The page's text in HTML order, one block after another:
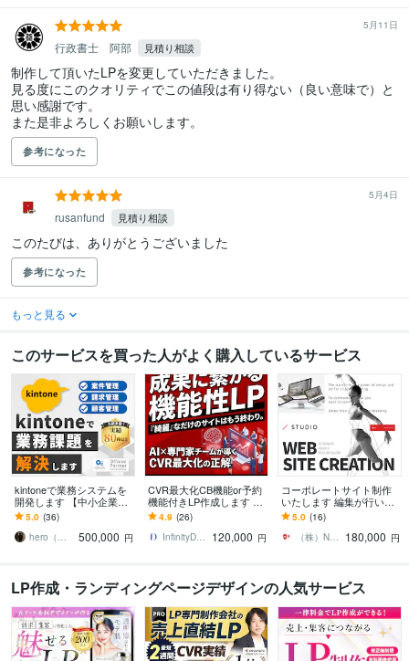
5月11日
行政書士 阿部 見積り相談
制作して頂いたLPを変更していただきました。
見る度にこのクオリティでこの値段は有り得ない（良い意味で）と
思い感謝です。
また是非よろしくお願いします。
参考になった
5月4日
rusanfund 見積り相談
このたびは、ありがとうございました
参考になった
もっと見る
このサービスを買った人がよく購入しているサービス
kintoneで業務システムを
開発します 【中小企業向
け】専用システムの構築
で社内DXをサポート
5.0 (36)
hero（ヒーロー）｜kintone
500,000 円
CVR最大化CB機能or予約
機能付きLP作成します 最
短5日納品！広告初期設定
付き！LP制作ならお任せ
ください
4.9 (26)
InfinityDesign1127
120,000 円
コーポレートサイト制作
いたします 編集が行いや
すいstudioを使用して制作
いたします
5.0 (16)
（株）NAGI
180,000 円
LP作成・ランディングページデザインの人気サービス